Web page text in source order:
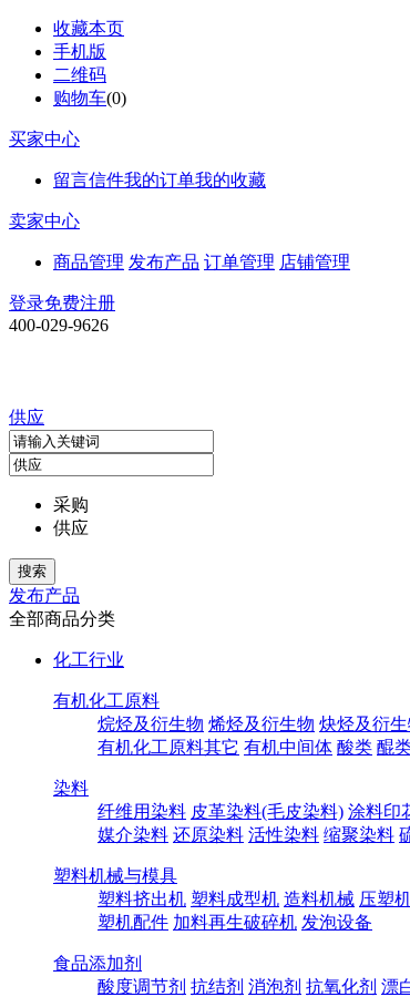
收藏本页
手机版
二维码
购物车(0)
买家中心
留言信件我的订单我的收藏
卖家中心
商品管理 发布产品 订单管理 店铺管理
登录免费注册
400-029-9626
供应
采购
供应
发布产品
全部商品分类
化工行业
有机化工原料
烷烃及衍生物 烯烃及衍生物 炔烃及衍生
有机化工原料其它 有机中间体 酸类 醌
染料
纤维用染料 皮革染料(毛皮染料) 涂料印
媒介染料 还原染料 活性染料 缩聚染料
塑料机械与模具
塑料挤出机 塑料成型机 造料机械 压塑
塑机配件 加料再生破碎机 发泡设备
食品添加剂
酸度调节剂 抗结剂 消泡剂 抗氧化剂 漂